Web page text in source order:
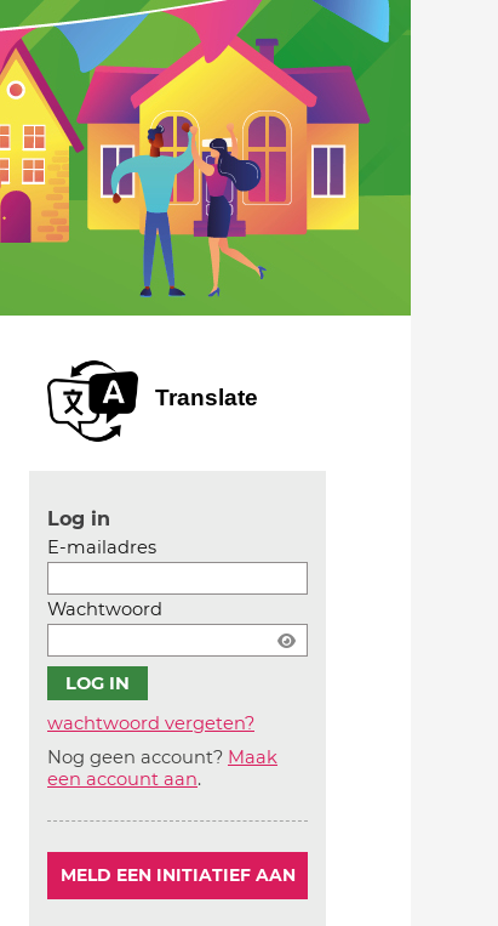
Translate
Log in
E-mailadres
Wachtwoord
wachtwoord vergeten?
Nog geen account? Maak
een account aan.
MELD EEN INITIATIEF AAN